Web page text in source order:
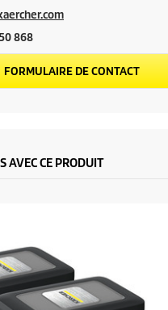
868
FORMULAIRE DE CONTACT
AVEC CE PRODUIT